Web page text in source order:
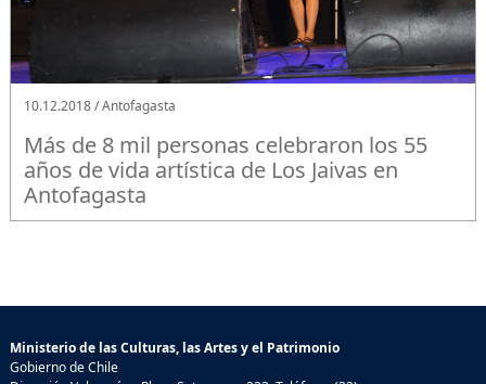
10.12.2018 / Antofagasta
Más de 8 mil personas celebraron los 55
años de vida artística de Los Jaivas en
Antofagasta
Ministerio de las Culturas, las Artes y el Patrimonio
Gobierno de Chile